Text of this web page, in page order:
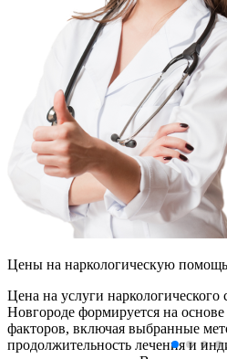
Цены на наркологическую помощь
Цена на услуги
Новгороде формируется на
факторов, включая выбранные
продолжительность лечения и